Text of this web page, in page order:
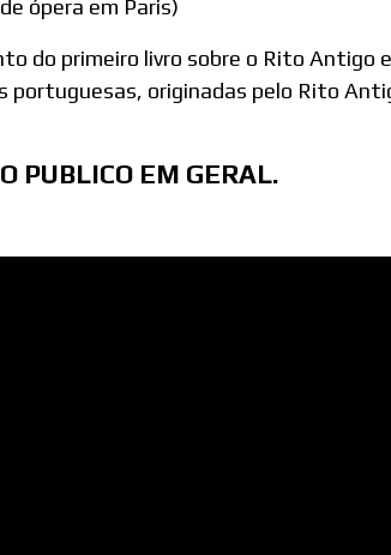
ópera em Paris)
do primeiro livro sobre o Rito Antigo
portuguesas, originadas pelo Rito
PUBLICO EM GERAL.